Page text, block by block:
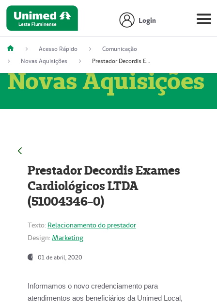
Login
Acesso Rápido
Comunicação
Novas Aquisições
Prestador Decordis Exames Cardiológicos LTDA (51004346-0)
Novas Aquisições
Prestador Decordis Exames
Cardiológicos LTDA
(51004346-0)
Texto: Relacionamento do prestador
Design: Marketing
01 de abril, 2020
Informamos o novo credenciamento para
atendimentos aos beneficiários da Unimed Local,